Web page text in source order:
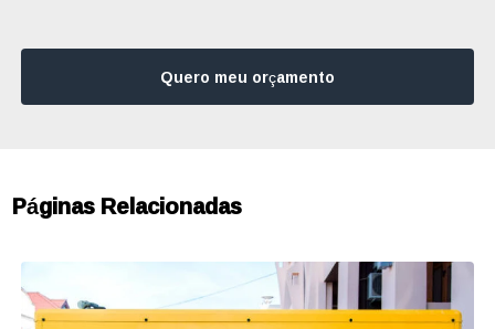
Quero meu orçamento
Páginas Relacionadas